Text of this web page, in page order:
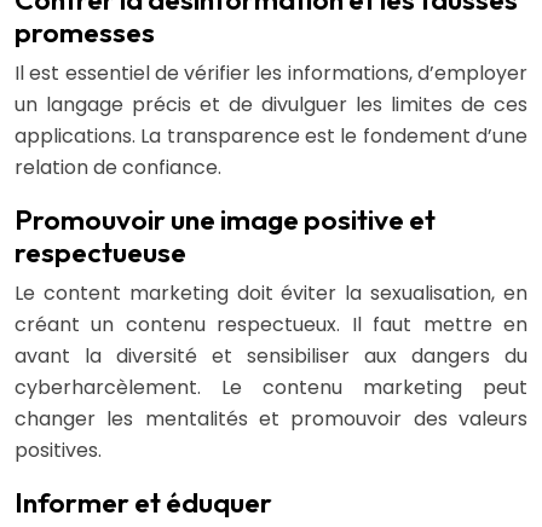
promesses
Il est essentiel de vérifier les informations, d’employer
un langage précis et de divulguer les limites de ces
applications. La transparence est le fondement d’une
relation de confiance.
Promouvoir une image positive et
respectueuse
Le content marketing doit éviter la sexualisation, en
créant un contenu respectueux. Il faut mettre en
avant la diversité et sensibiliser aux dangers du
cyberharcèlement. Le contenu marketing peut
changer les mentalités et promouvoir des valeurs
positives.
Informer et éduquer